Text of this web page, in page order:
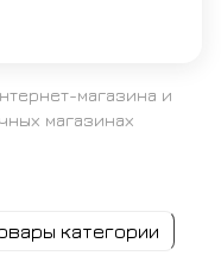
магазина и
магазинах
категории